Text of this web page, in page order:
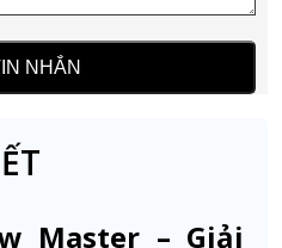
Master – Giải